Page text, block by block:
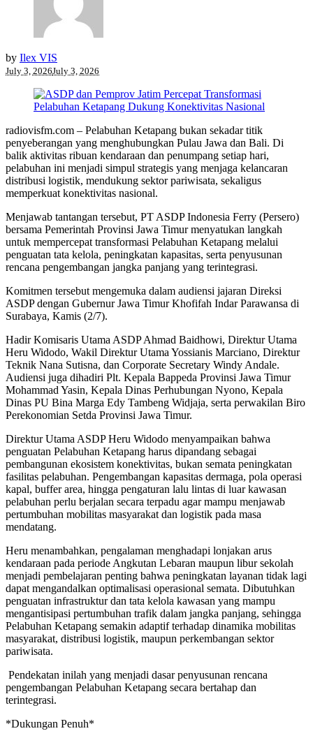
by Ilex VIS
July 3, 2026July 3, 2026
radiovisfm.com – Pelabuhan Ketapang bukan sekadar titik
penyeberangan yang menghubungkan Pulau Jawa dan Bali. Di
balik aktivitas ribuan kendaraan dan penumpang setiap hari,
pelabuhan ini menjadi simpul strategis yang menjaga kelancaran
distribusi logistik, mendukung sektor pariwisata, sekaligus
memperkuat konektivitas nasional.
Menjawab tantangan tersebut, PT ASDP Indonesia Ferry (Persero)
bersama Pemerintah Provinsi Jawa Timur menyatukan langkah
untuk mempercepat transformasi Pelabuhan Ketapang melalui
penguatan tata kelola, peningkatan kapasitas, serta penyusunan
rencana pengembangan jangka panjang yang terintegrasi.
Komitmen tersebut mengemuka dalam audiensi jajaran Direksi
ASDP dengan Gubernur Jawa Timur Khofifah Indar Parawansa di
Surabaya, Kamis (2/7).
Hadir Komisaris Utama ASDP Ahmad Baidhowi, Direktur Utama
Heru Widodo, Wakil Direktur Utama Yossianis Marciano, Direktur
Teknik Nana Sutisna, dan Corporate Secretary Windy Andale.
Audiensi juga dihadiri Plt. Kepala Bappeda Provinsi Jawa Timur
Mohammad Yasin, Kepala Dinas Perhubungan Nyono, Kepala
Dinas PU Bina Marga Edy Tambeng Widjaja, serta perwakilan Biro
Perekonomian Setda Provinsi Jawa Timur.
Direktur Utama ASDP Heru Widodo menyampaikan bahwa
penguatan Pelabuhan Ketapang harus dipandang sebagai
pembangunan ekosistem konektivitas, bukan semata peningkatan
fasilitas pelabuhan. Pengembangan kapasitas dermaga, pola operasi
kapal, buffer area, hingga pengaturan lalu lintas di luar kawasan
pelabuhan perlu berjalan secara terpadu agar mampu menjawab
pertumbuhan mobilitas masyarakat dan logistik pada masa
mendatang.
Heru menambahkan, pengalaman menghadapi lonjakan arus
kendaraan pada periode Angkutan Lebaran maupun libur sekolah
menjadi pembelajaran penting bahwa peningkatan layanan tidak lagi
dapat mengandalkan optimalisasi operasional semata. Dibutuhkan
penguatan infrastruktur dan tata kelola kawasan yang mampu
mengantisipasi pertumbuhan trafik dalam jangka panjang, sehingga
Pelabuhan Ketapang semakin adaptif terhadap dinamika mobilitas
masyarakat, distribusi logistik, maupun perkembangan sektor
pariwisata.
Pendekatan inilah yang menjadi dasar penyusunan rencana
pengembangan Pelabuhan Ketapang secara bertahap dan
terintegrasi.
*Dukungan Penuh*